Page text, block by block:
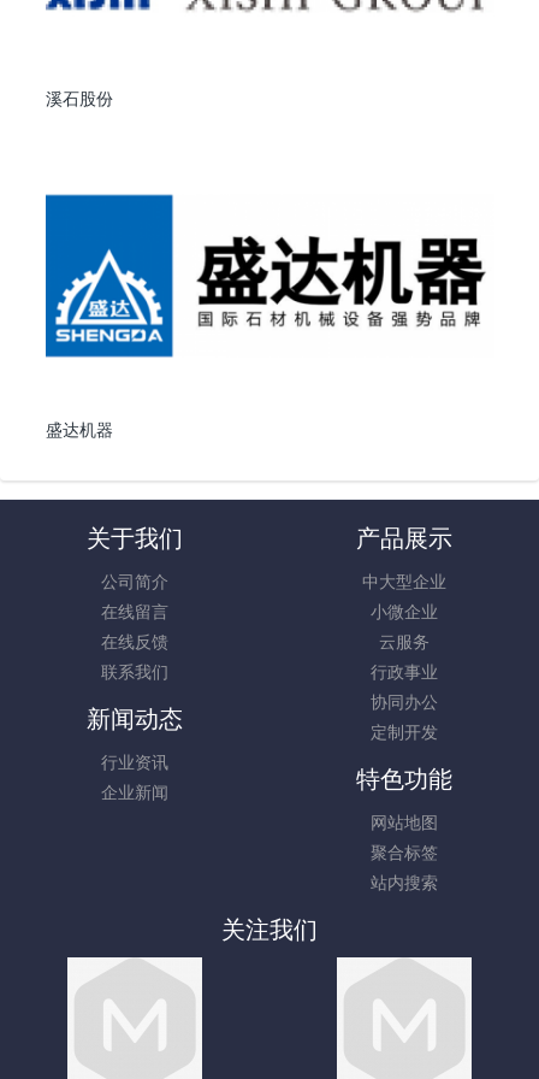
溪石股份
盛达机器
关于我们
公司简介
在线留言
在线反馈
联系我们
产品展示
中大型企业
小微企业
云服务
行政事业
协同办公
定制开发
新闻动态
行业资讯
企业新闻
特色功能
网站地图
聚合标签
站内搜索
关注我们